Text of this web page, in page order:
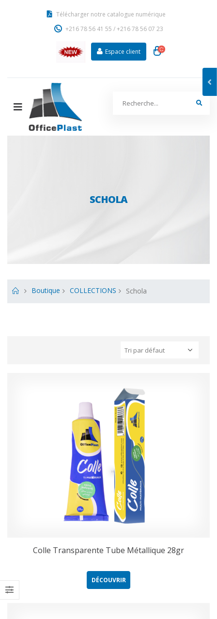
Télécharger notre catalogue numérique
+216 78 56 41 55 /+216 78 56 07 23
Espace client
SCHOLA
Boutique COLLECTIONS Schola
Colle Transparente Tube Métallique 28gr
DÉCOUVRIR